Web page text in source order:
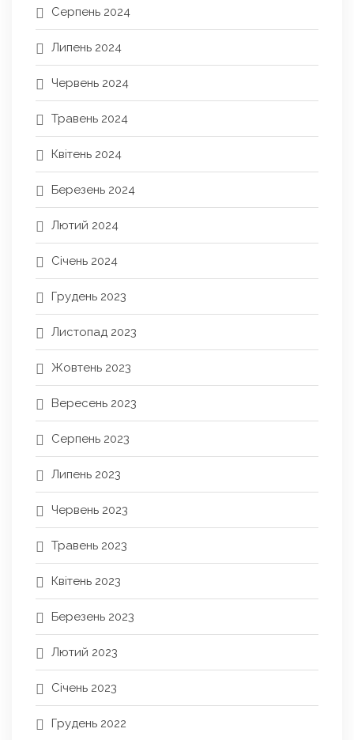
Серпень 2024
Липень 2024
Червень 2024
Травень 2024
Квітень 2024
Березень 2024
Лютий 2024
Січень 2024
Грудень 2023
Листопад 2023
Жовтень 2023
Вересень 2023
Серпень 2023
Липень 2023
Червень 2023
Травень 2023
Квітень 2023
Березень 2023
Лютий 2023
Січень 2023
Грудень 2022